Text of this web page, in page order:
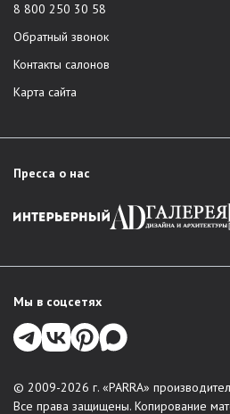
8 800 250 30 58
Обратный звонок
Контакты салонов
Карта сайта
Пресса о нас
Мы в соцсетях
© 2009-2026 г. «PARRA»
Все права защищены. Копирование